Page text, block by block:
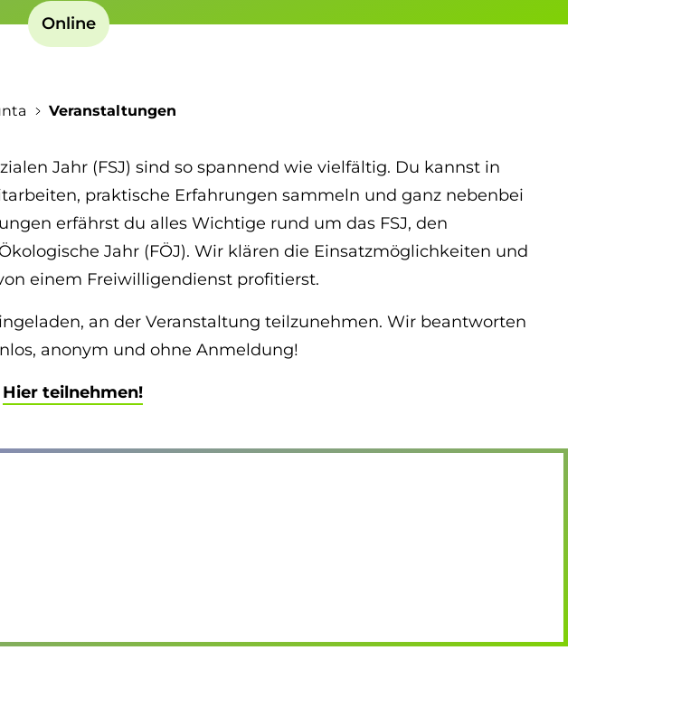
Online
Veranstaltungen
Jahr (FSJ) sind so spannend wie vielfältig. Du kannst in
praktische Erfahrungen sammeln und ganz nebenbei
erfährst du alles Wichtige rund um das FSJ, den
Jahr (FÖJ). Wir klären die Einsatzmöglichkeiten und
einem Freiwilligendienst profitierst.
an der Veranstaltung teilzunehmen. Wir beantworten
anonym und ohne Anmeldung!
Hier teilnehmen!